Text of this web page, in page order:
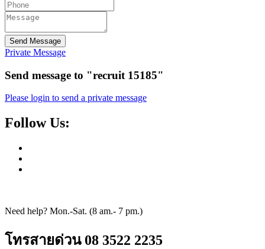
Send Message
Private Message
Send message to "recruit 15185"
Please login to send a private message
Follow Us:
Need help? Mon.-Sat. (8 am.- 7 pm.)
โทรสายด่วน 08 3522 2235